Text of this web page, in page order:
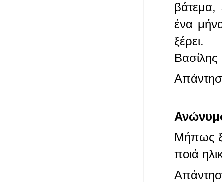
βάτεμα,
ένα
ξέρει.
Μήπως
ποιά